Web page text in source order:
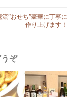
”おせち”豪華に丁寧に
作り上げます！
うぞ